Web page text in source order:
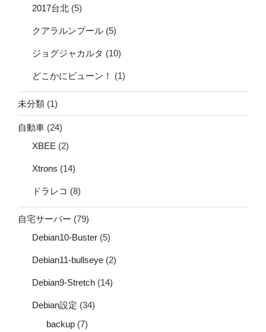
2017台北 (5)
クアラルンプール (5)
ジョグジャカルタ (10)
どこかにビューン！ (1)
未分類 (1)
自動車 (24)
XBEE (2)
Xtrons (14)
ドラレコ (8)
自宅サーバー (79)
Debian10-Buster (5)
Debian11-bullseye (2)
Debian9-Stretch (14)
Debian設定 (34)
backup (7)